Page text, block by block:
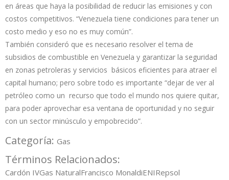
en áreas que haya la posibilidad de reducir las emisiones y con
costos competitivos. “Venezuela tiene condiciones para tener un
costo medio y eso no es muy común”.
También consideró que es necesario resolver el tema de
subsidios de combustible en Venezuela y garantizar la seguridad
en zonas petroleras y servicios básicos eficientes para atraer el
capital humano; pero sobre todo es importante “dejar de ver al
petróleo como un recurso que todo el mundo nos quiere quitar,
para poder aprovechar esa ventana de oportunidad y no seguir
con un sector minúsculo y empobrecido”.
Categoría: Gas
Términos Relacionados:
Cardón IVGas NaturalFrancisco MonaldiENIRepsol